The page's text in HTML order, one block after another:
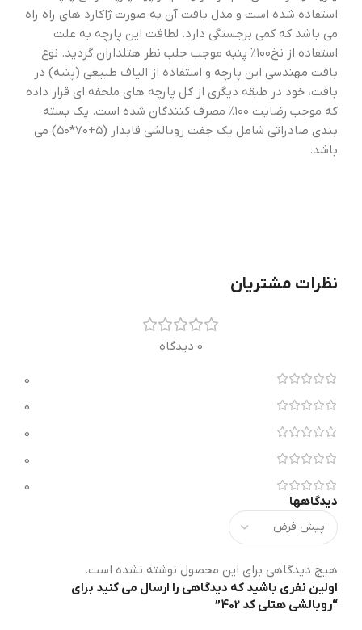
استفاده شده است و مدل بافت آن به صورت ژاکارد های راه راه
می باشد که کمی برجستگی دارد. لطافت این پارچه به علت
استفاده از نخ۱۰۰‎٪ پنبه موجب جلب نظر هتلداران گردید. نوع
بافت مهندسی این پارچه و استفاده از الیاف طبیعی (پنبه) در
بافت، خود در طبقه دیگری از کل پارچه های ملحفه ای قرار داده
که موجب رضایت ۱۰۰‎٪ مصرف کنندگان شده است. پک بسته
بندی صادراتی شامل یک جفت روبالشی قابدار (۵+۷۰*۵۰) می
باشد.
نظرات مشتریان
0 دیدگاه
0
0
0
0
0
دیدگاهها
هیچ دیدگاهی برای این محصول نوشته نشده است.
اولین نفری باشید که دیدگاهی را ارسال می کنید برای
“روبالشی هتلی کد 402”